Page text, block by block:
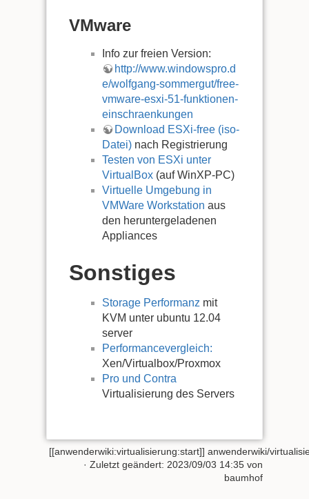
VMware
Info zur freien Version:
http://www.windowspro.d
e/wolfgang-sommergut/free-
vmware-esxi-51-funktionen-
einschraenkungen
Download ESXi-free (iso-
Datei) nach Registrierung
Testen von ESXi unter
VirtualBox (auf WinXP-PC)
Virtuelle Umgebung in
VMWare Workstation aus
den heruntergeladenen
Appliances
Sonstiges
Storage Performanz mit
KVM unter ubuntu 12.04
server
Performancevergleich:
Xen/Virtualbox/Proxmox
Pro und Contra
Virtualisierung des Servers
[[anwenderwiki:virtualisierung:start]]anwenderwiki/
· Zuletzt geändert: 2023/09/03 14:35von
baumhof